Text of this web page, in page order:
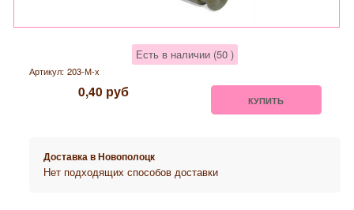
Есть в наличии (50 )
Артикул: 203-М-х
0,40 руб КУПИТЬ
Доставка вНовополоцк
Нет подходящих способов доставки